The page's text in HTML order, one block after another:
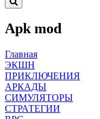
Apk mod
Главная
ЭКШН
ПРИКЛЮЧЕНИЯ
АРКАДЫ
СИМУЛЯТОРЫ
СТРАТЕГИИ